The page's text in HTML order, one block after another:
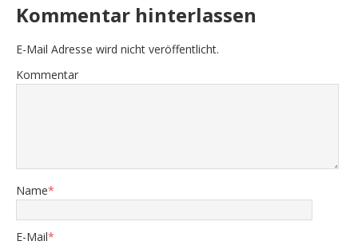
Kommentar hinterlassen
E-Mail Adresse wird nicht veröffentlicht.
Kommentar
Name*
E-Mail*